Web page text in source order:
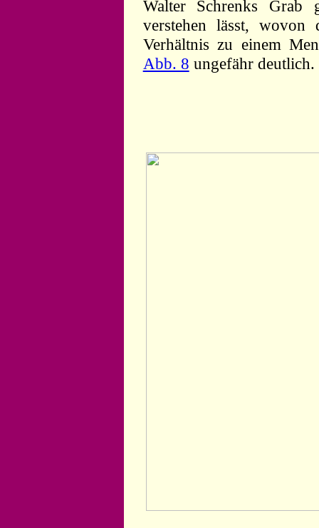
Walter Schrenks Grab
verstehen lässt,
Verhältnis zu einem
Abb. 8 ungefähr deutlich.